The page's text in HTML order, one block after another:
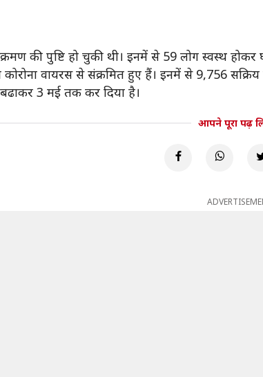
की पुष्टि हो चुकी थी। इनमें से 59 लोग स्वस्थ
वायरस से संक्रमित हुए हैं। इनमें से 9,756
3 मई तक कर दिया है।
आपने पूरा पढ़